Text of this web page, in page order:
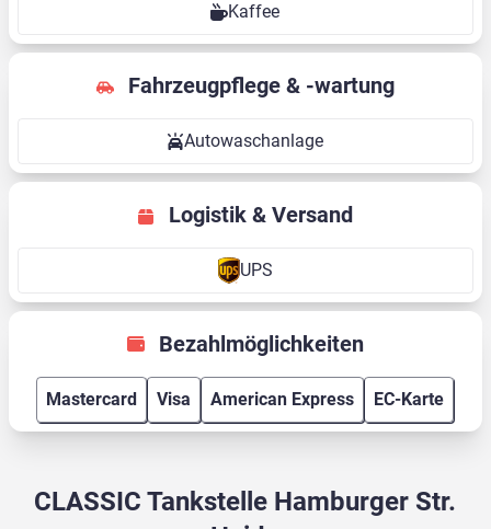
Kaffee
Fahrzeugpflege & -wartung
Autowaschanlage
Logistik & Versand
UPS
Bezahlmöglichkeiten
Mastercard Visa American Express EC-Karte
CLASSIC Tankstelle Hamburger Str.